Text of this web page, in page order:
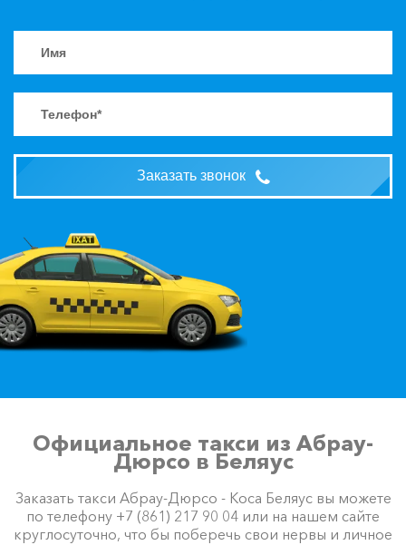
Заказать звонок
Официальное такси из Абрау-
Дюрсо в Беляус
Заказать такси Абрау-Дюрсо - Коса Беляус вы можете
по телефону +7 (861) 217 90 04 или на нашем сайте
круглосуточно, что бы поберечь свои нервы и личное